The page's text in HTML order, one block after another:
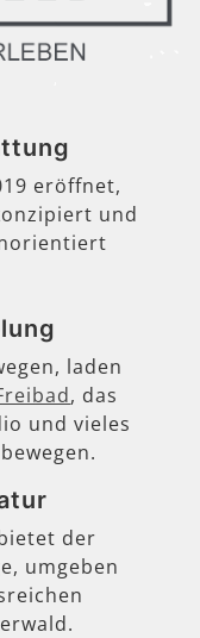
eröffnet,
und
laden
, das
und vieles
der
umgeben